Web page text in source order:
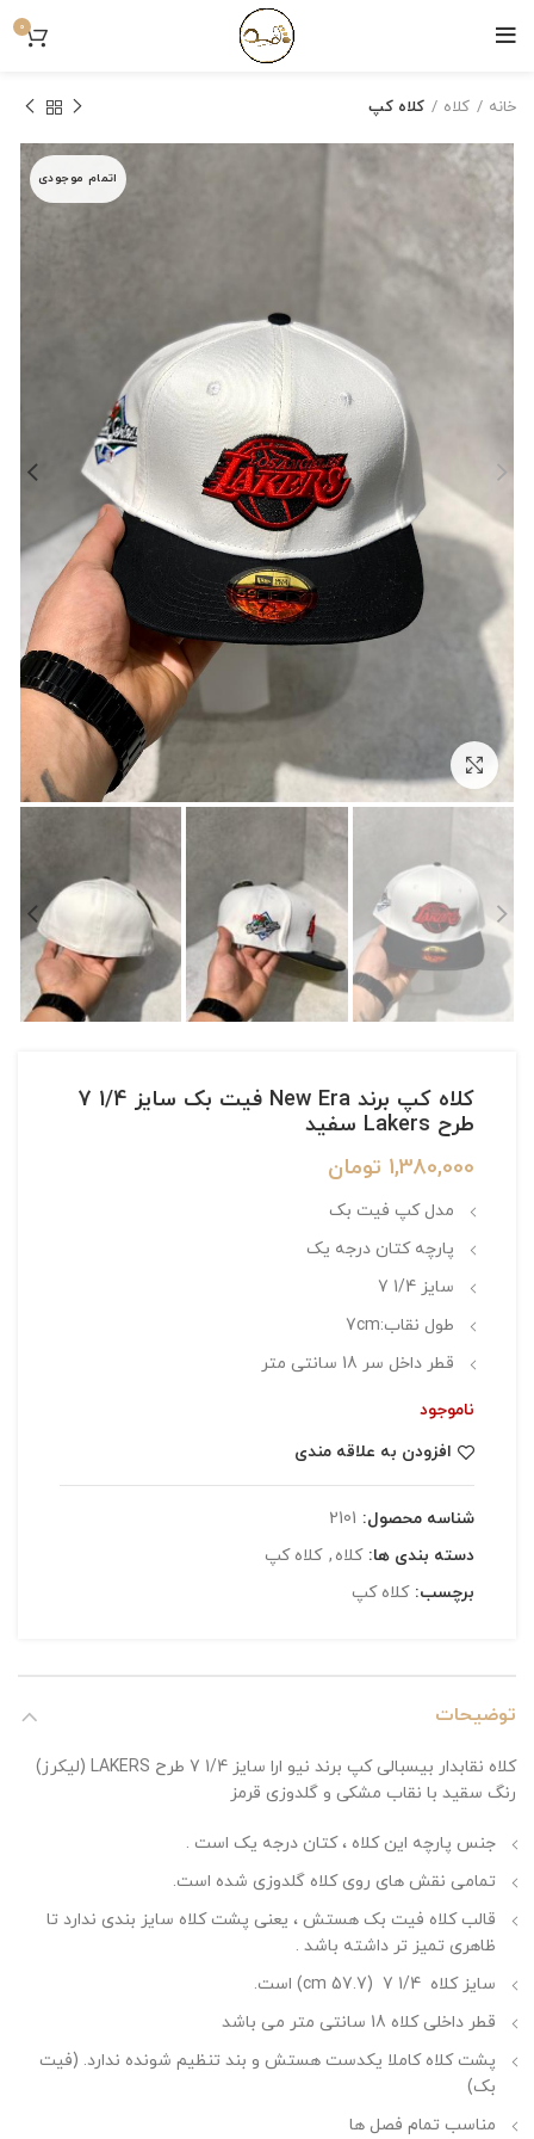
0
خانه کلاه کلاه کپ
اتمام موجودی
کلاه کپ برند New Era فیت بک سایز 1/4 7
طرح Lakers سفید
1,380,000 تومان
مدل کپ فیت بک
پارچه کتان درجه یک
سایز 1/4 7
طول نقاب:7cm
قطر داخل سر 18 سانتی متر
ناموجود
افزودن به علاقه مندی
شناسه محصول: 2101
دسته بندی ها: کلاه , کلاه کپ
برچسب: کلاه کپ
توضیحات
کلاه نقابدار بیسبالی کپ برند نیو ارا سایز 1/4 7 طرح LAKERS (لیکرز)
رنگ سقید با نقاب مشکی و گلدوزی قرمز
جنس پارچه این کلاه ، کتان درجه یک است .
تمامی نقش های روی کلاه گلدوزی شده است.
قالب کلاه فیت بک هستش ، یعنی پشت کلاه سایز بندی ندارد تا
ظاهری تمیز تر داشته باشد .
سایز کلاه 1/4 7 (57.7 cm) است.
قطر داخلی کلاه 18 سانتی متر می باشد
پشت کلاه کاملا یکدست هستش و بند تنظیم شونده ندارد. (فیت
بک)
مناسب تمام فصل ها